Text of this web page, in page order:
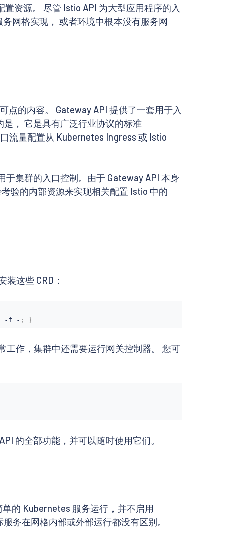
资源。 尽管 Istio API 为大型应用程序的入
网格实现， 或者环境中根本没有服务网
点的内容。 Gateway API 提供了一套用于入
， 它是具有广泛行业协议的标准
流量配置从 Kubernetes Ingress 或 Istio
集群的入口控制。由于 Gateway API 本身
验的内部资源来实现相关配置 Istio 中的
这些 CRD：
-f - ; }
工作，集群中还需要运行网关控制器。 您可
的全部功能，并可以随时使用它们。
的 Kubernetes 服务运行，并不启用
务在网格内部或外部运行都没有区别。